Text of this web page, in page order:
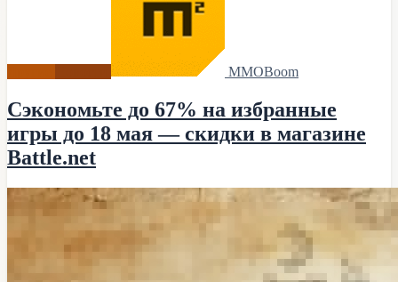
MMOBoom
Сэкономьте до 67% на избранные
игры до 18 мая — скидки в магазине
Battle.net